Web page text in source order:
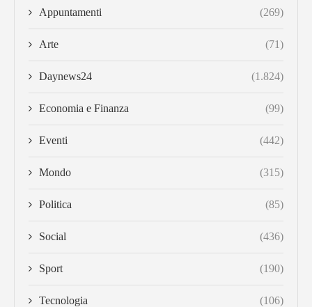
Appuntamenti (269)
Arte (71)
Daynews24 (1.824)
Economia e Finanza (99)
Eventi (442)
Mondo (315)
Politica (85)
Social (436)
Sport (190)
Tecnologia (106)